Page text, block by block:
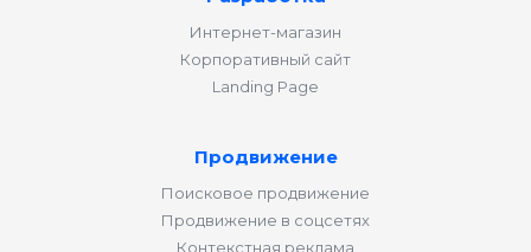
Интернет-магазин
Корпоративный сайт
Landing Page
Продвижение
Поисковое продвижение
Продвижение в соцсетях
Контекстная реклама